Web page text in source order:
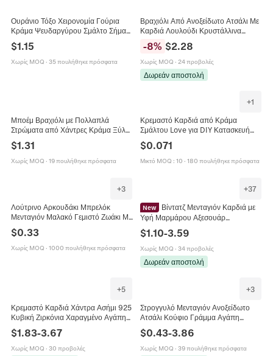
Ουράνιο Τόξο Χειρονομία Γούρια
Κράμα Ψευδαργύρου Σμάλτο Σήμα
Γούρια Για DIY Κατασκευή Κολιέ
Βραχιόλι
$1.15
Χωρίς MOQ · 35 πουλήθηκε πρόσφατα
Βραχιόλι Από Ανοξείδωτο Ατσάλι Με
Καρδιά Λουλούδι Κρυστάλλινα
Κοσμήματα Γυναικεία
-8% $2.28
Χωρίς MOQ · 24 προβολές
Δωρεάν αποστολή
Μποέμ Βραχιόλι με Πολλαπλά
Στρώματα από Χάντρες Κράμα Ξύλο
Ρητίνη Φτερό Καρδιά Μενταγιόν I
Love You Φούντα Γυναικεία
$1.31
Χωρίς MOQ · 19 πουλήθηκε πρόσφατα
+1
Κρεμαστό Καρδιά από Κράμα
Σμάλτου Love για DIY Κατασκευή
Κοσμημάτων Κολιέ Βραχιόλι
Αξεσουάρ Χάντρα Άκρη Vintage Στυλ
Επιχρυσωμένο
$0.071
Μικτό MOQ : 10 · 180 πουλήθηκε πρόσφατα
+3
Λούτρινο Αρκουδάκι Μπρελόκ
Μενταγιόν Μαλακό Γεμιστό Ζωάκι Με
Κορδέλα Love Για Διακόσμηση
Τσάντας Δώρο Γάμου
$0.33
Χωρίς MOQ · 1000 πουλήθηκε πρόσφατα
+37
New
Βίντατζ Μενταγιόν Καρδιά με
Υφή Μαρμάρου Αξεσουάρ
Κοσμημάτων DIY Χάλκινο Ένθετο με
Στρας για Κολιέ
$1.10-3.59
Χωρίς MOQ · 34 προβολές
Δωρεάν αποστολή
+5
Κρεμαστό Καρδιά Χάντρα Ασήμι 925
Κυβική Ζιρκόνια Χαραγμένο Αγάπη
Μαμά Ελέφαντας Για Κατασκευή
Κοσμημάτων Βραχιόλι
$1.83-3.67
Χωρίς MOQ · 30 προβολές
+3
Στρογγυλό Μενταγιόν Ανοξείδωτο
Ατσάλι Κούφιο Γράμμα Αγάπη
Πατούσα Σκύλου Για Κατασκευή
Κοσμημάτων DIY Γυναικείο
$0.43-3.86
Χωρίς MOQ · 39 πουλήθηκε πρόσφατα